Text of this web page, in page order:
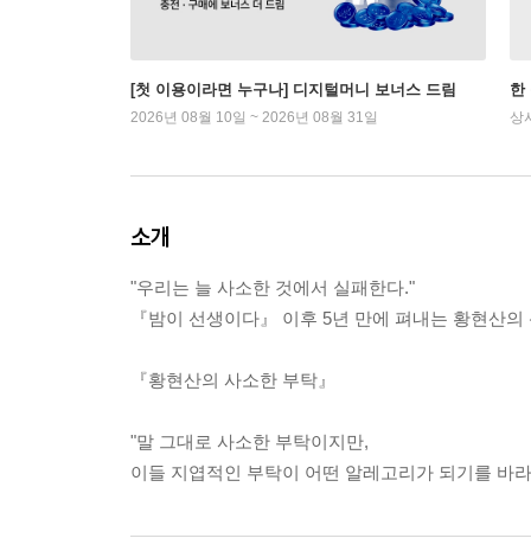
[첫 이용이라면 누구나] 디지털머니 보너스 드림
2026년 08월 10일 ~ 2026년 08월 31일
한
상
소개
"우리는 늘 사소한 것에서 실패한다."
『밤이 선생이다』 이후 5년 만에 펴내는 황현산
『황현산의 사소한 부탁』
"말 그대로 사소한 부탁이지만,
이들 지엽적인 부탁이 어떤 알레고리가 되기를 바